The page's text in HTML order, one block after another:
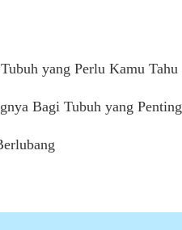
yang Perlu Kamu Tahu
Bagi Tubuh yang Penting